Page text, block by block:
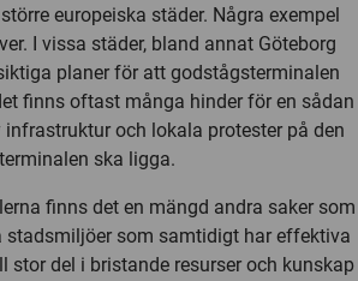
europeiska städer. Några exempel
I vissa städer, bland annat Göteborg
planer för att godstågsterminalen
finns oftast många hinder för en sådan
och lokala protester på den
ska ligga.
finns det en mängd andra saker som
stadsmiljöer som samtidigt har effektiva
stor del i bristande resurser och kunskap